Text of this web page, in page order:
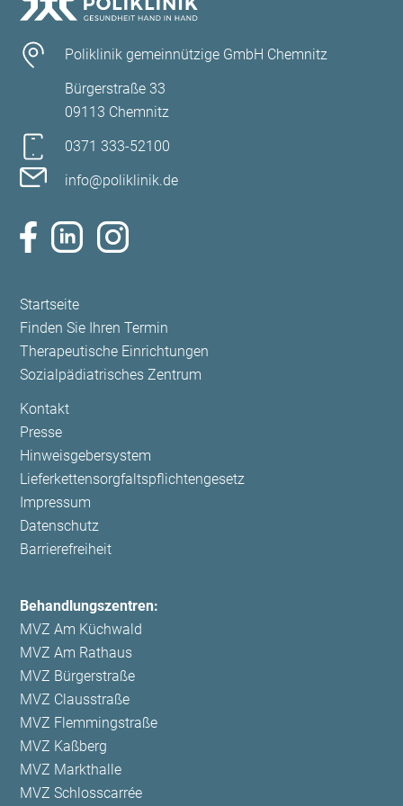
Poliklinik gemeinnützige GmbH Chemnitz
Bürgerstraße 33
09113 Chemnitz
0371 333-52100
info@poliklinik.de
Navigation
überspringen
Startseite
Finden Sie Ihren Termin
Therapeutische Einrichtungen
Sozialpädiatrisches Zentrum
Navigation
überspringen
Kontakt
Presse
Hinweisgebersystem
Lieferkettensorgfaltspflichtengesetz
Impressum
Datenschutz
Barrierefreiheit
Behandlungszentren:
MVZ Am Küchwald
MVZ Am Rathaus
MVZ Bürgerstraße
MVZ Clausstraße
MVZ Flemmingstraße
MVZ Kaßberg
MVZ Markthalle
MVZ Schlosscarrée